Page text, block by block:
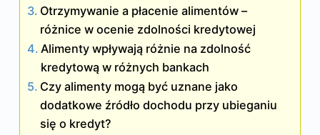
Otrzymywanie a płacenie alimentów –
różnice w ocenie zdolności kredytowej
Alimenty wpływają różnie na zdolność
kredytową w różnych bankach
Czy alimenty mogą być uznane jako
dodatkowe źródło dochodu przy ubieganiu
się o kredyt?